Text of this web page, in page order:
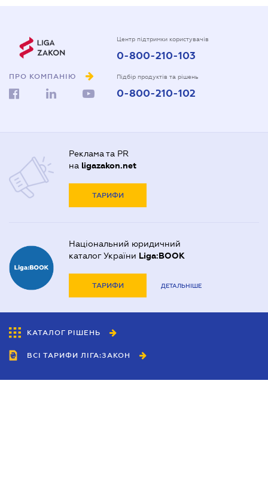
ПРО КОМПАНІЮ
Центр підтримки користувачів
0-800-210-103
Підбір продуктів та рішень
0-800-210-102
Реклама та PR
на ligazakon.net
ТАРИФИ
Національний юридичний
каталог України Liga:BOOK
ТАРИФИ ДЕТАЛЬНІШЕ
КАТАЛОГ РІШЕНЬ
ВСІ ТАРИФИ ЛІГА:ЗАКОН